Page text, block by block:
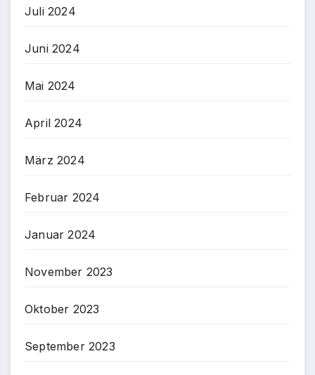
Juli 2024
Juni 2024
Mai 2024
April 2024
März 2024
Februar 2024
Januar 2024
November 2023
Oktober 2023
September 2023